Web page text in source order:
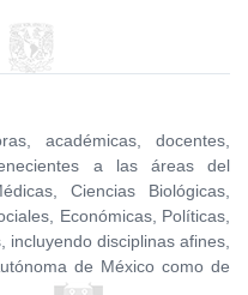
académicas, docentes,
a las áreas del
Ciencias Biológicas,
Económicas, Políticas,
disciplinas afines,
de México como de